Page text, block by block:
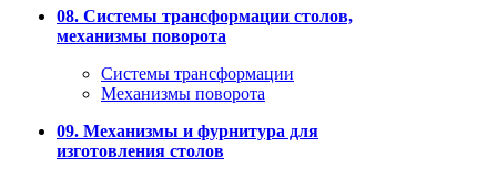
08. Системы трансформации столов,
механизмы поворота
Системы трансформации
Механизмы поворота
09. Механизмы и фурнитура для
изготовления столов